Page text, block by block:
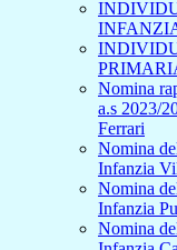
Nomina
a.s 2023/
Ferrari
Nomina
Infanzia
Nomina
Infanzia
Nomina